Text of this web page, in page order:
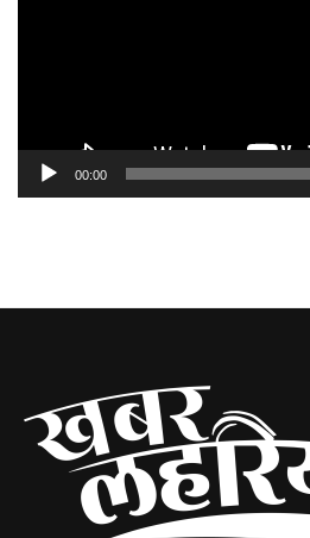
00:00